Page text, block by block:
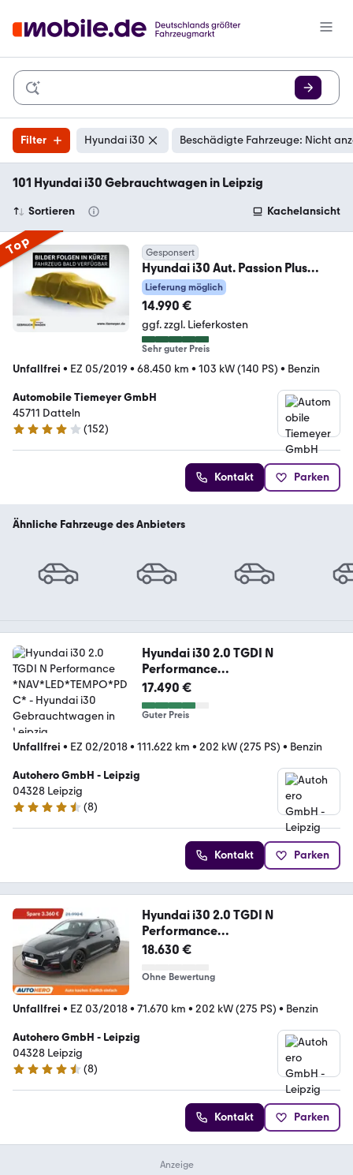
Filter Hyundai i30 Beschädigte Fahrzeuge: Nicht
101 Hyundai i30 Gebrauchtwagen in Leipzig
Sortieren Kachelansicht
Top Gesponsert
Hyundai i30 Aut. Passion Plus
Panorama Navi RFK Allwett
Lieferung möglich
14.990 €
ggf. zzgl. Lieferkosten
Sehr guter Preis
Unfallfrei • EZ 05/2019 • 68.450 km • 103 kW (140 PS) • Benzin
Automobile Tiemeyer GmbH
45711 Datteln
3.8 Sterne
(152)
Kontakt Parken
Ähnliche Fahrzeuge des Anbieters
Hyundai i30 2.0 TGDI N
Performance
*NAV*LED*TEMPO*PDC*
17.490 €
Guter Preis
Unfallfrei • EZ 02/2018• 111.622 km • 202 kW (275 PS) • Benzin
Autohero GmbH - Leipzig
04328 Leipzig
4.3 Sterne
(8)
Kontakt Parken
Hyundai i30 2.0 TGDI N
Performance
*NAVI*LED*TEMPO*CAM*
18.630 €
Ohne Bewertung
Unfallfrei • EZ 03/2018• 71.670 km • 202 kW (275 PS) • Benzin
Autohero GmbH - Leipzig
04328 Leipzig
4.3 Sterne
(8)
Kontakt Parken